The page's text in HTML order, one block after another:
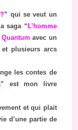
” qui se veut un
saga “L’homme
avec un
plusieurs arcs
les contes de
” est mon livre
et qui plait
d’une partie de